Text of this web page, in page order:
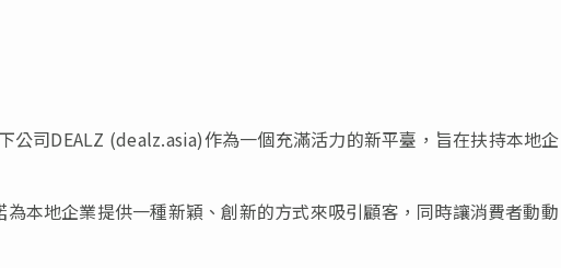
司DEALZ (dealz.asia)作為一個充滿活力的新平臺，旨在扶持本地企
本地企業提供一種新穎、創新的方式來吸引顧客，同時讓消費者動動